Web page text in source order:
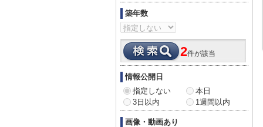
築年数
2件が該当
情報公開日
指定しない
本日
3日以内
1週間以内
画像・動画あり